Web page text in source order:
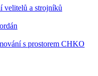
velitelů a strojníků
s prostorem CHKO